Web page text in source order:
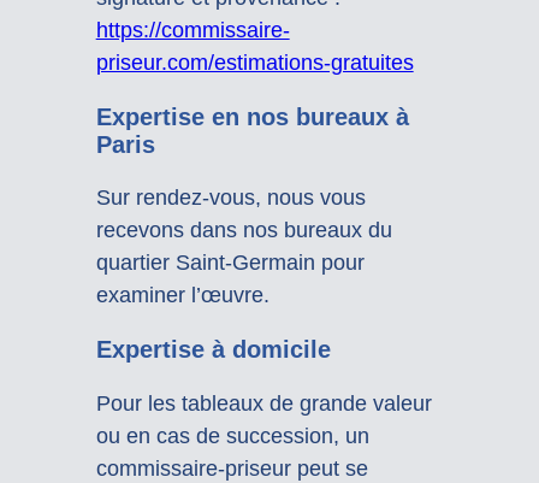
https://commissaire-
priseur.com/estimations-gratuites
Expertise en nos bureaux à
Paris
Sur rendez-vous, nous vous
recevons dans nos bureaux du
quartier Saint-Germain pour
examiner l’œuvre.
Expertise à domicile
Pour les tableaux de grande valeur
ou en cas de succession, un
commissaire-priseur peut se